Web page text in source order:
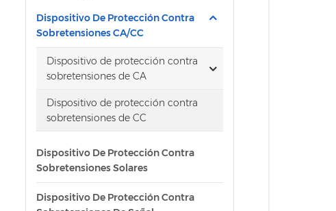
Dispositivo De Protección Contra
Sobretensiones CA/CC
Dispositivo de protección contra
sobretensiones de CA
Dispositivo de protección contra
sobretensiones de CC
Dispositivo De Protección Contra
Sobretensiones Solares
Dispositivo De Protección Contra